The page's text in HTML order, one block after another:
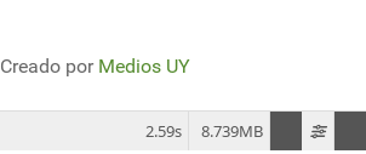
Creado por Medios UY
8.739MB
2.59s